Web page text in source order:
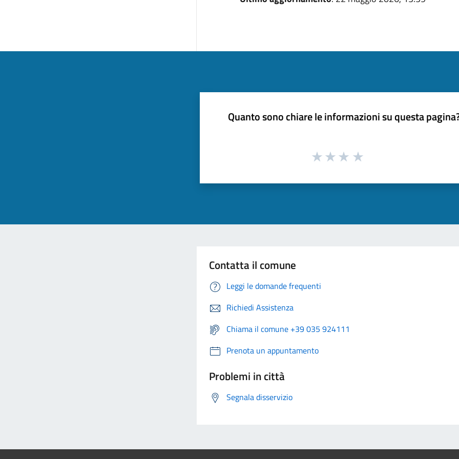
Quanto sono chiare le informazioni su questa
Contatta il comune
Leggi le domande frequenti
Richiedi Assistenza
Chiama il comune +39 035 924111
Prenota un appuntamento
Problemi in città
Segnala disservizio